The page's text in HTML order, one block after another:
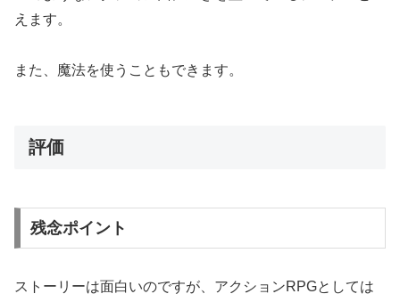
えます。
また、魔法を使うこともできます。
評価
残念ポイント
ストーリーは面白いのですが、アクションRPGとしては